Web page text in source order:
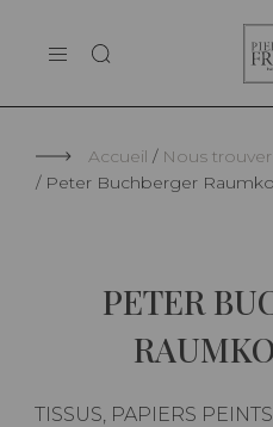
LA MAISON
Accueil
Nous trouver
Peter Buchberger
PETER
TISSUS, PAPIERS